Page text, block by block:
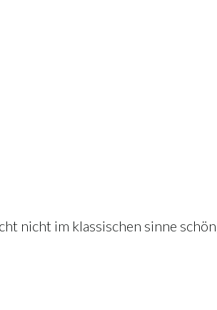
nicht im klassischen sinne